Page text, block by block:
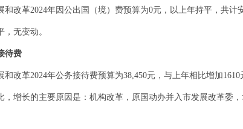
和改革2024年因公出国（境）费预算为0元，以上年持平，共计
，无变动。
待费
和改革2024年公务接待费预算为38,450元，与上年相比增加
，增长的主要原因是：机构改革，原国动办并入市发展改革委